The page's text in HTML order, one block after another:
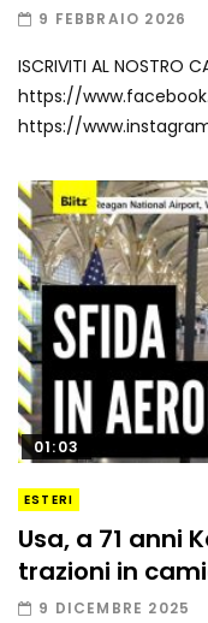
9 FEBBRAIO 2026
ISCRIVITI AL NOSTRO
https://
https://
01:03
ESTERI
Usa, a 71 anni
trazioni in
9 DICEMBRE 2025